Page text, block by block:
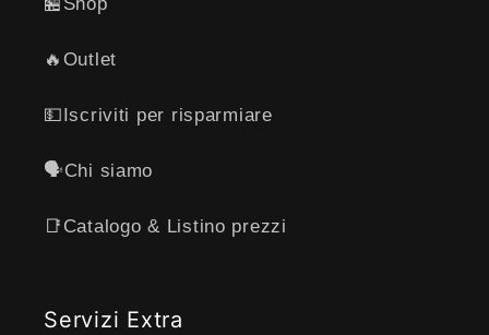
🔥Outlet
💵Iscriviti per risparmiare
🗣️Chi siamo
📑Catalogo & Listino prezzi
Servizi Extra